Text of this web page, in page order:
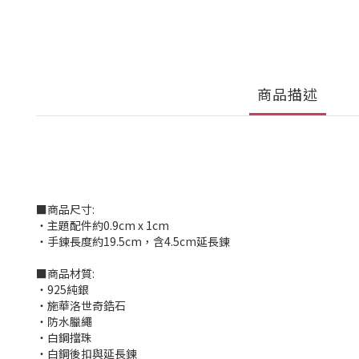
商品描述
■商品尺寸:
‧主題配件約0.9cm x 1cm
‧手鍊長度約19.5cm，含4.5cm延長鍊
■商品材質:
‧925純銀
‧施華洛世奇鋯石
‧防水臘繩
‧白鋼擋珠
‧白鋼後扣與延長鍊